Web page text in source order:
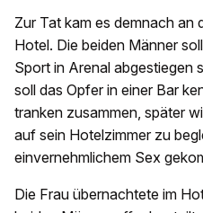
Zur Tat kam es demnach an
Hotel. Die beiden Männer
Sport in Arenal abgestiegen
soll das Opfer in einer Bar
tranken zusammen, später
auf sein Hotelzimmer zu
einvernehmlichem Sex
Die Frau übernachtete im